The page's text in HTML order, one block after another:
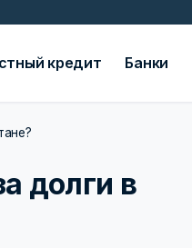
кредит Банки
долги в